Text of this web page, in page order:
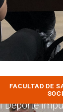
FACULTAD DE
2023
Deporte